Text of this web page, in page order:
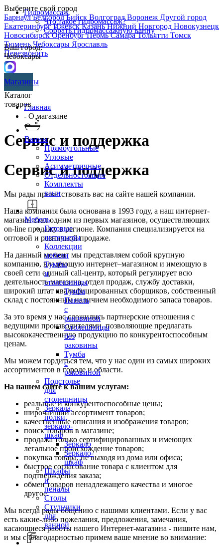
Выберите свой город
БарнаулБелгородБийск ВолгоградВоронеж Другой город
ЕкатеринбургИжевскКазаньНижний Новгород Новокузнецк
НовосибирскОренбургПермьСамараТольятти Томск
ТюменьЧебоксары Ярославль
Перезвонить
Гидромассаж
Что такое гидромассаж?
Собрать гидромассажную ванну
Ваш город:
Чебоксары
Магазины
Каталог
товаров
Ванны
Прямоугольные
Угловые
Асимметричные
Отдельностоящие
Комплекты
ванн
Мебель
Готовые
интерьеры
Коллекции
мебели
Тумбы
и
столешницы
Тумба
Панель
с
раковиной
Столешницы
без
раковины
Тумба
с
раковиной
Подстолье
для
столешницы
Зеркала,
полки,
зеркало-
шкаф
Зеркало
Зеркало-
шкаф
Шкафы
и
пеналы
Столы
Стульчики
для
ванной
Главная
- О магазине
Сервис и поддержка
Сервис и поддержка
Мы рады приветствовать вас на сайте нашей компании.
Наша компания была основана в 1993 году, а наш интернет-
магазин стал одним из первых магазинов, осуществляющих
on-line продажу в регионе. Компания специализируется на
оптовой и розничной продаже.
На данный момент мы представляем собой крупную
компанию, владеющую интернет–магазином и имеющую в
своей сети единый call-центр, который регулирует всю
деятельность магазина, отдел продаж, службу доставки,
широкий штат квалифицированных сборщиков, собственный
склад c постоянным наличием необходимого запаса товаров.
За это время у нас сложились партнерские отношения с
ведущими производителями, позволяющие предлагать
высококачественную продукцию по конкурентоспособным
ценам.
Мы можем гордиться тем, что у нас один из самых широких
ассортиментов в городе и области.
На нашем сайте к вашим услугам:
реальные и конкурентоспособные цены;
широчайший ассортимент товаров;
качественные описания и изображения товаров;
поиск товаров в магазине;
продажа только сертифицированных и имеющих
легальное происхождение товаров;
покупка товара, не выходя из дома или офиса;
быстрое согласование товара с клиентом для
подтверждения заказа;
обмен товаров ненадлежащего качества и многое
другое.
Мы всегда рады общению с нашими клиентами. Если у вас
есть какие-либо пожелания, предложения, замечания,
касающиеся работы нашего Интернет-магазина - пишите нам,
и мы с благодарностью примем ваше мнение во внимание: